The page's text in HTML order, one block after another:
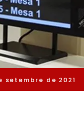
setembre de 2021